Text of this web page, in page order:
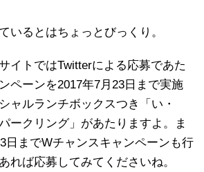
いるとはちょっとびっくり。
イトではTwitterによる応募であた
ペーンを2017年7月23日まで実施
ャルランチボックスつき「い・
ークリング」があたりますよ。ま
日までWチャンスキャンペーンも行
れば応募してみてくださいね。